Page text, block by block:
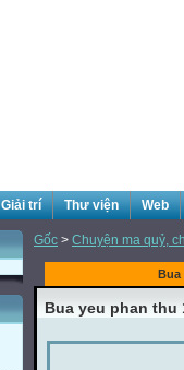
Giải trí Thư viện Web
Gốc > Chuyện ma quỷ,
Bua
Bua yeu phan thu